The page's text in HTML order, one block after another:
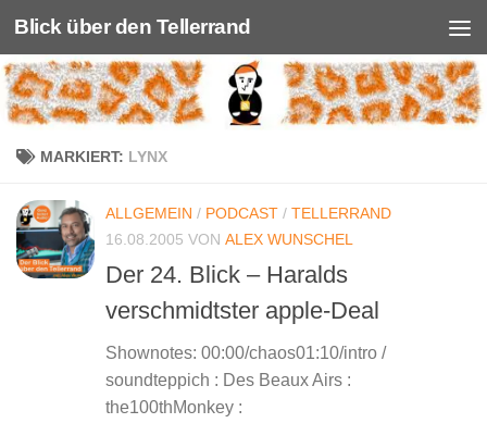
Unter dem Inhalt
Blick über den Tellerrand
MARKIERT: LYNX
ALLGEMEIN / PODCAST / TELLERRAND
16.08.2005 VON ALEX WUNSCHEL
Der 24. Blick – Haralds
verschmidtster apple-Deal
Shownotes: 00:00/chaos01:10/intro /
soundteppich : Des Beaux Airs :
the100thMonkey :